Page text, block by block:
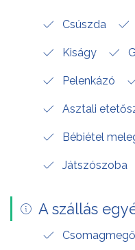
Csúszda
Kiságy
Pelenkázó
Asztali
Bébiétel
Játszószoba
A szállás